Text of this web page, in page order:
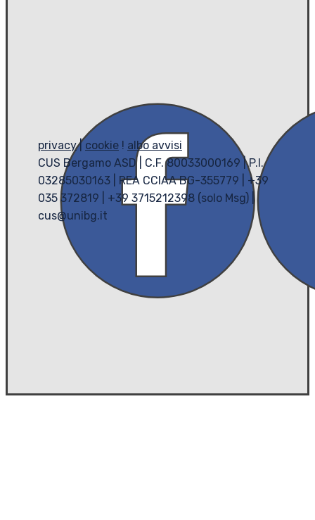
privacy|cookie ! albo avvisi
CUS Bergamo ASD | C.F. 80033000169 | P.I.
03285030163 | REA CCIAA BG-355779 | +39
035 372819 | +39 3715212398 (solo Msg) |
cus@unibg.it